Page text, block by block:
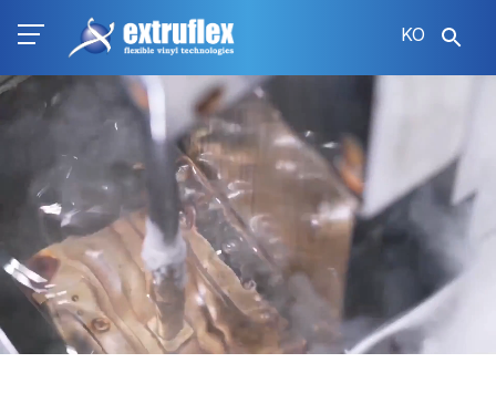
텐
츠
기
KO
Video
file